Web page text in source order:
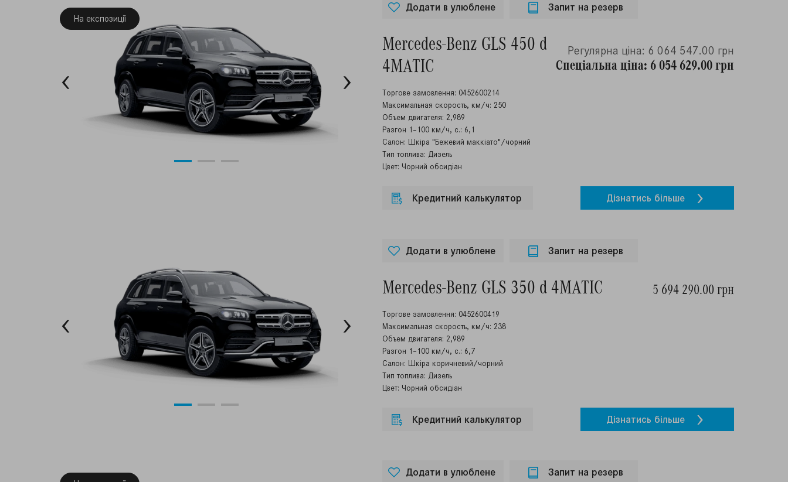
Додати в улюблене Запит на резерв
Mercedes-Benz GLS 450 d
4MATIC
Регулярна ціна: 6 064 547.00 грн
Спеціальна ціна: 6 054 629.00 грн
На експозиції
Торгове замовлення: 0452600214
Максимальная скорость, км/ч: 250
Объем двигателя: 2,989
Разгон 1–100 км/ч, с.: 6,1
Салон: Шкіра "Бежевий маккіато"/чорний
Тип топлива: Дизель
Цвет: Чорний обсидіан
Кредитний калькулятор Дiзнатись бiльше
Додати в улюблене Запит на резерв
Mercedes-Benz GLS 350 d 4MATIC 5 694 290.00 грн
Торгове замовлення: 0452600419
Максимальная скорость, км/ч: 238
Объем двигателя: 2,989
Разгон 1–100 км/ч, с.: 6,7
Салон: Шкіра коричневий/чорний
Тип топлива: Дизель
Цвет: Чорний обсидіан
Кредитний калькулятор Дiзнатись бiльше
Додати в улюблене Запит на резерв